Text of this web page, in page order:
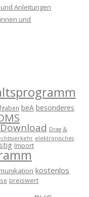
Anleitungen
und
beA besonderes
Download Drag &
elektronisches
Import
kostenlos
preiswert